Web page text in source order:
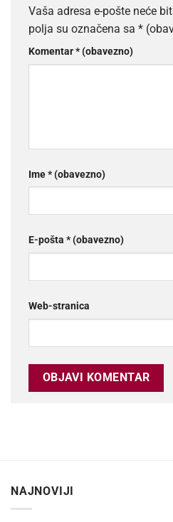
Vaša adresa e-pošte neće
polja su označena sa *
Komentar* (obavezno)
Ime* (obavezno)
E-pošta * (obavezno)
Web-stranica
NAJNOVIJI